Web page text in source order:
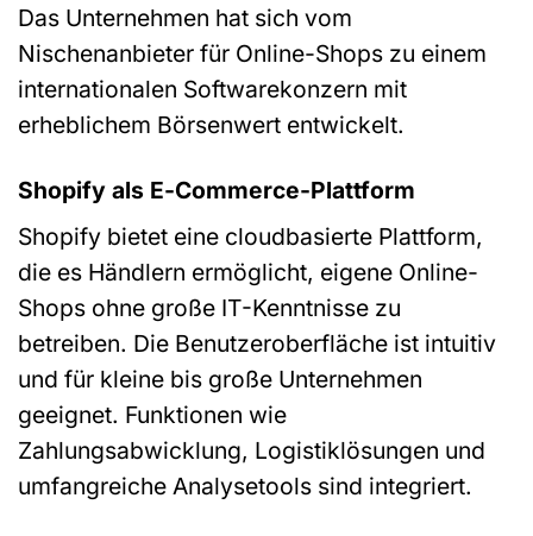
Das Unternehmen hat sich vom
Nischenanbieter für Online-Shops zu einem
internationalen Softwarekonzern mit
erheblichem Börsenwert entwickelt.
Shopify als E-Commerce-Plattform
Shopify bietet eine cloudbasierte Plattform,
die es Händlern ermöglicht, eigene Online-
Shops ohne große IT-Kenntnisse zu
betreiben. Die Benutzeroberfläche ist intuitiv
und für kleine bis große Unternehmen
geeignet. Funktionen wie
Zahlungsabwicklung, Logistiklösungen und
umfangreiche Analysetools sind integriert.